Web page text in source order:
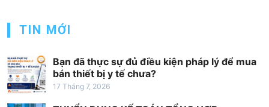
g
b
à
i
v
TIN MỚI
Bạn đã thực sự đủ điều kiện pháp lý để mua
bán thiết bị y tế chưa?
17 Tháng 7, 2026